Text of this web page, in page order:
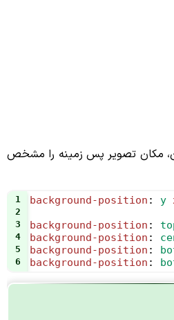
مکان تصویر پس زمینه را مشخص
1 background-position : y
2
3
background-position :
4 background-position :
5 background-position :
6 background-position :